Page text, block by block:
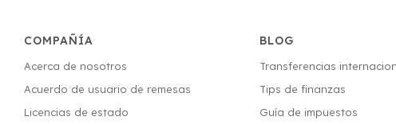
COMPAÑÍA
Acerca de nosotros
Acuerdo de usuario de remesas
Licencias de estado
BLOG
Transferencias
Tips de finanzas
Guía de impuestos